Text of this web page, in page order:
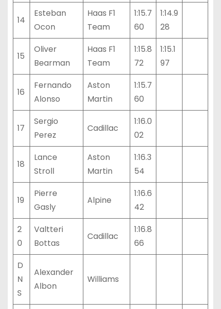
14
Esteban
Ocon
Haas F1
Team
1:15.7
60
1:14.9
28
15
Oliver
Bearman
Haas F1
Team
1:15.8
72
1:15.1
97
16
Fernando
Alonso
Aston
Martin
1:15.7
60
17
Sergio
Perez
Cadillac
1:16.0
02
18
Lance
Stroll
Aston
Martin
1:16.3
54
19
Pierre
Gasly
Alpine
1:16.6
42
2
0
Valtteri
Bottas
Cadillac
1:16.8
66
D
N
S
Alexander
Albon
Williams